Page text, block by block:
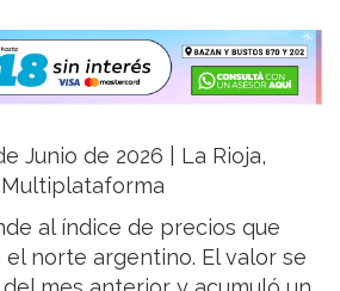
Junio de 2026 | La Rioja,
al índice de precios que
el norte argentino. El valor se